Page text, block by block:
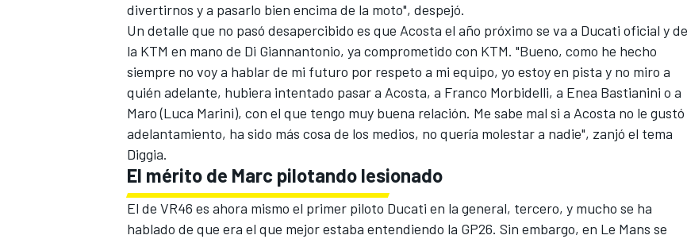
MÁS CATEGORÍAS
divertirnos y a pasarlo bien encima de la moto", despejó.
Un detalle que no pasó desapercibido es que Acosta el año próximo se va a Ducati oficial y
la KTM en mano de Di Giannantonio, ya comprometido con KTM. "Bueno, como he hecho
siempre no voy a hablar de mi futuro por respeto a mi equipo, yo estoy en pista y no miro a
quién adelante, hubiera intentado pasar a Acosta, a Franco Morbidelli, a Enea Bastianini o a
Maro (Luca Marini), con el que tengo muy buena relación. Me sabe mal si a Acosta no le gustó
adelantamiento, ha sido más cosa de los medios, no quería molestar a nadie", zanjó el tema
Diggia.
El mérito de Marc pilotando lesionado
El de VR46 es ahora mismo el primer piloto Ducati en la general, tercero, y mucho se ha
hablado de que era el que mejor estaba entendiendo la GP26. Sin embargo, en Le Mans se